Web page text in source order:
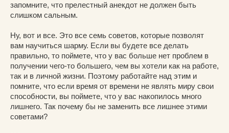
запомните, что прелестный анекдот не должен быть
слишком сальным.
Ну, вот и все. Это все семь советов, которые позволят
вам научиться шарму. Если вы будете все делать
правильно, то поймете, что у вас больше нет проблем в
получении чего-то большего, чем вы хотели как на работе,
так и в личной жизни. Поэтому работайте над этим и
помните, что если время от времени не являть миру свои
способности, вы поймете, что у вас накопилось много
лишнего. Так почему бы не заменить все лишнее этими
советами?